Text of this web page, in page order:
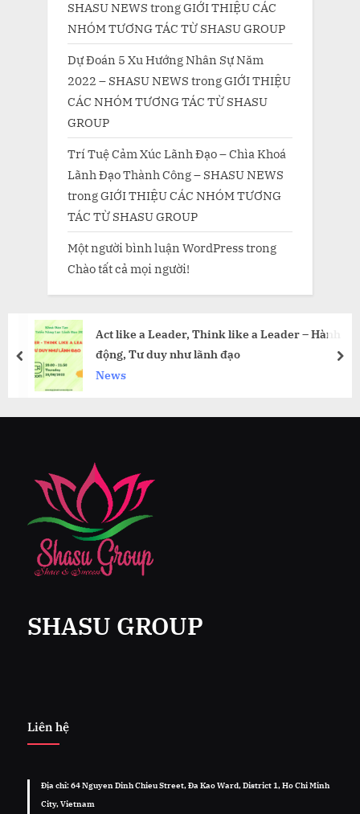
SHASU NEWS trongGIỚI THIỆU CÁC
NHÓM TƯƠNG TÁC TỪ SHASU GROUP
Dự Đoán 5 Xu Hướng Nhân Sự Năm
2022 – SHASU NEWS trongGIỚI THIỆU
CÁC NHÓM TƯƠNG TÁC TỪ SHASU
GROUP
Trí Tuệ Cảm Xúc Lãnh Đạo – Chìa Khoá
Lãnh Đạo Thành Công – SHASU NEWS
trongGIỚI THIỆU CÁC NHÓM TƯƠNG
TÁC TỪ SHASU GROUP
Một người bình luận WordPresstrong
Chào tất cả mọi người!
Act like a Leader, Think like a Leader – Hành
động, Tư duy như lãnh đạo
News
prev
SHASU GROUP
Liên hệ
Địa chỉ: 64 Nguyen Dinh Chieu Street, Đa Kao Ward, District 1, Ho Chi Minh
City, Vietnam